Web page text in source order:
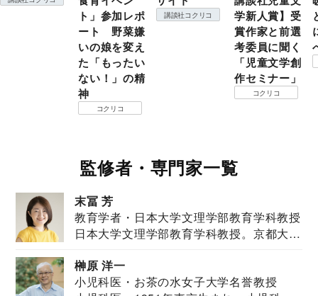
ト」参加レポ
ート 野菜嫌
いの娘を変え
た「もったい
ない！」の精
神
コクリコ
講談社コクリコ
学新人賞】受
賞作家と前選
考委員に聞く
「児童文学創
作セミナー」
コクリコ
監修者・専門家一覧
末冨 芳
教育学者・日本大学文理学部教育学科教授
日本大学文理学部教育学科教授。京都大学
榊原 洋一
小児科医・お茶の水女子大学名誉教授